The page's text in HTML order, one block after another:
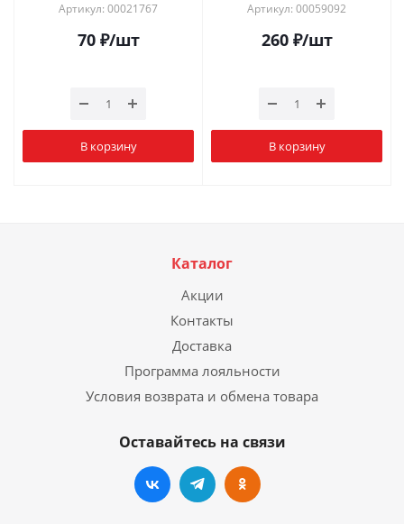
Артикул: 00021767
70₽/шт
В корзину
Артикул: 00059092
260₽/шт
В корзину
Каталог
Акции
Контакты
Доставка
Программа лояльности
Условия возврата и обмена товара
Оставайтесь на связи